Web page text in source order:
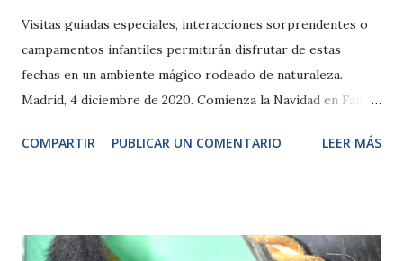
Visitas guiadas especiales, interacciones sorprendentes o
campamentos infantiles permitirán disfrutar de estas
fechas en un ambiente mágico rodeado de naturaleza.
Madrid, 4 diciembre de 2020. Comienza la Navidad en Faunia
de la casa puedan disfrutar de estas fechas de una forma
habitantes en Sombras Silenciosas como las nuevas crías de
COMPARTIR PUBLICAR UN COMENTARIO LEER MÁS